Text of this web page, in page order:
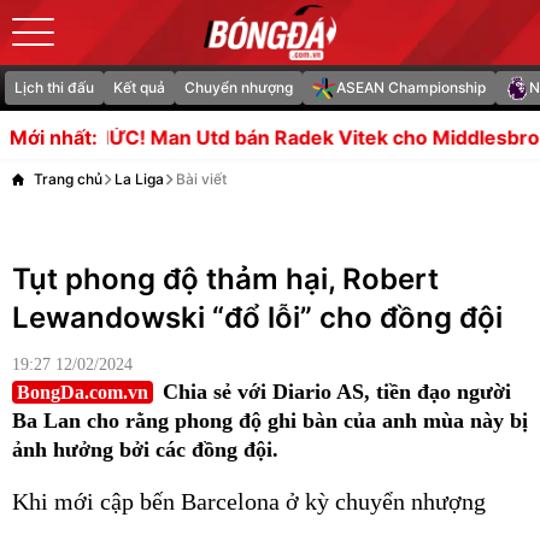
Lịch thi đấu Kết quả Chuyển nhượng ASEAN Championship
Mới nhất:
Utd bán Radek Vitek cho Middlesbrough LĐBĐ Hàn
Trang chủ La Liga Bài viết
Tụt phong độ thảm hại, Robert
Lewandowski “đổ lỗi” cho đồng đội
19:27 12/02/2024
BongDa.com.vn
Chia sẻ với Diario AS, tiền đạo người
Ba Lan cho rằng phong độ ghi bàn của anh mùa này bị
ảnh hưởng bởi các đồng đội.
Khi mới cập bến Barcelona ở kỳ chuyển nhượng